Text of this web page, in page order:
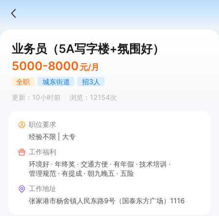
业务员（5A写字楼+氛围好）
5000-8000 元/月
全职 城东街道
招3人
更新：10小时前
浏览：12154次
职位要求
经验不限
大专
工作福利
环境好
年终奖 交通方便 有年假
技术培训
管理规范
有提成 朝九晚五
五险
工作地址
张家港市杨舍镇人民东路9号（国泰东方广场）1116